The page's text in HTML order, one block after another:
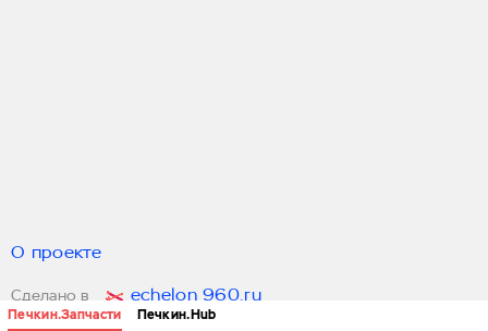
Печкин.Запчасти Печкин.Hub
О проекте
Сделано в echelon 960.ru